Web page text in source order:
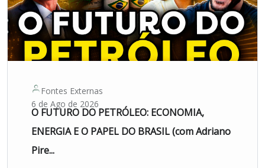
Fontes Externas
6 de Ago de 2026
O FUTURO DO PETRÓLEO: ECONOMIA,
ENERGIA E O PAPEL DO BRASIL (com Adriano
Pire...